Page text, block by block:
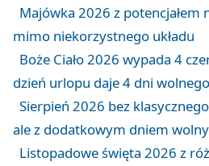
Majówka 2026 z potencjałem
mimo niekorzystnego układu
Boże Ciało 2026 wypada 4
dzień urlopu daje 4 dni wolnego
Sierpień 2026 bez
ale z dodatkowym dniem
Listopadowe święta 2026 z